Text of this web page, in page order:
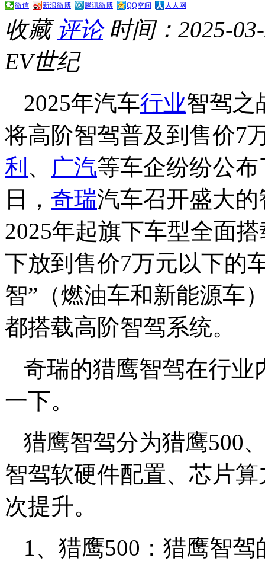
微信 新浪微博 腾讯微博 QQ空间 人人网
收藏 评论 时间：2025-
EV世纪
2025年汽车行业智驾之
将高阶智驾普及到售价7
利 、 广汽等车企纷纷公
日， 奇瑞汽车召开盛大
2025年起旗下车型全面
下放到售价7万元以下的
智”（燃油车和新能源车
都搭载高阶智驾系统。
奇瑞的猎鹰智驾在行业
一下。
猎鹰智驾分为猎鹰500
智驾软硬件配置、芯片
次提升。
1、猎鹰500：猎鹰智